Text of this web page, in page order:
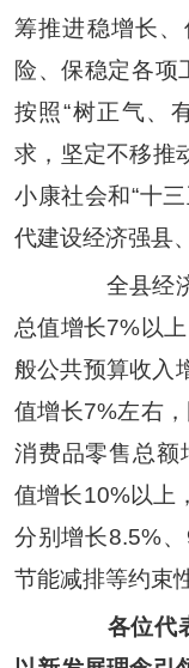
筹推进稳增长
险、保稳定各项
按照“树正气、
求，坚定不移推
小康社会和“十
代建设经济强县
全县经济
总值增长7%以
般公共预算收入
值增长7%左右
消费品零售总额
值增长10%以上
分别增长8.5%、
节能减排等约束
各位代